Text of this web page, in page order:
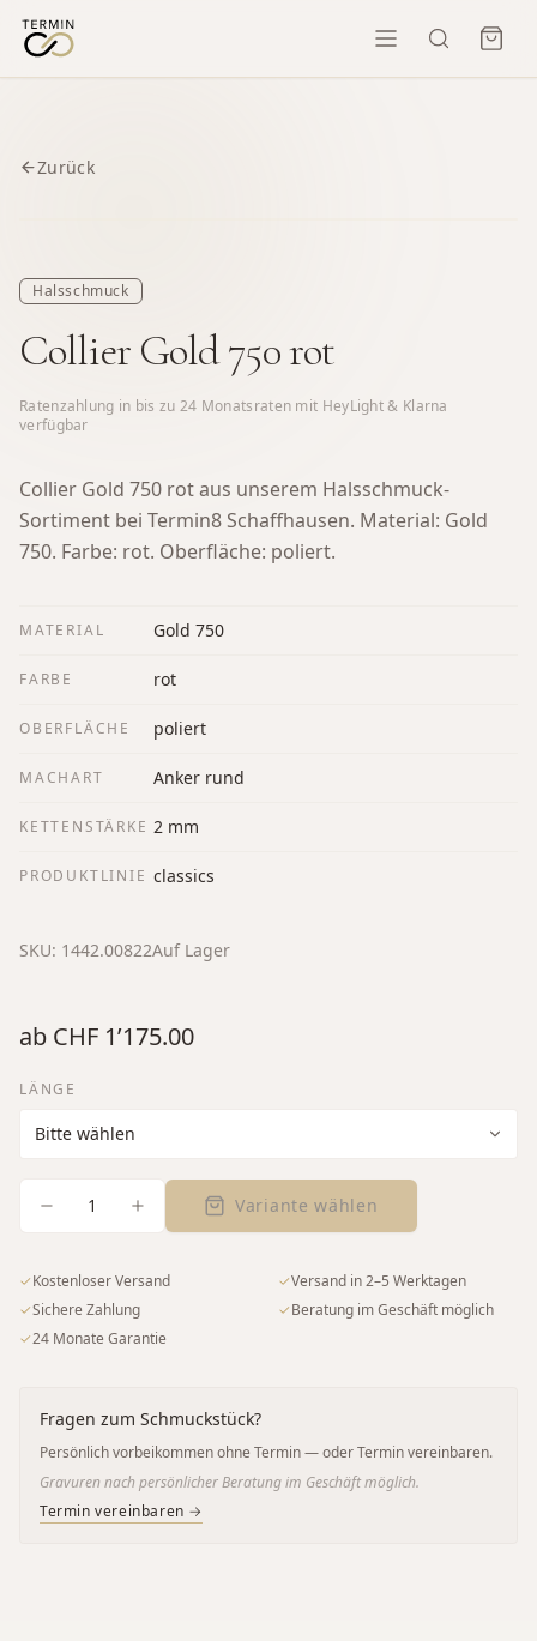
Zurück
Halsschmuck
Collier Gold 750 rot
Ratenzahlung in bis zu 24 Monatsraten mit HeyLight & Klarna
verfügbar
Collier Gold 750 rot aus unserem Halsschmuck-
Sortiment bei Termin8 Schaffhausen. Material: Gold
750. Farbe: rot. Oberfläche: poliert.
MATERIAL Gold 750
FARBE rot
OBERFLÄCHE poliert
MACHART Anker rund
KETTENSTÄRKE 2 mm
PRODUKTLINIE classics
SKU: 1442.00822Auf Lager
ab CHF 1’175.00
LÄNGE
1 Variante wählen
✓Kostenloser Versand ✓Versand in 2–5 Werktagen
✓Sichere Zahlung ✓Beratung im Geschäft möglich
✓24 Monate Garantie
Fragen zum Schmuckstück?
Persönlich vorbeikommen ohne Termin — oder Termin vereinbaren.
Gravuren nach persönlicher Beratung im Geschäft möglich.
Termin vereinbaren →